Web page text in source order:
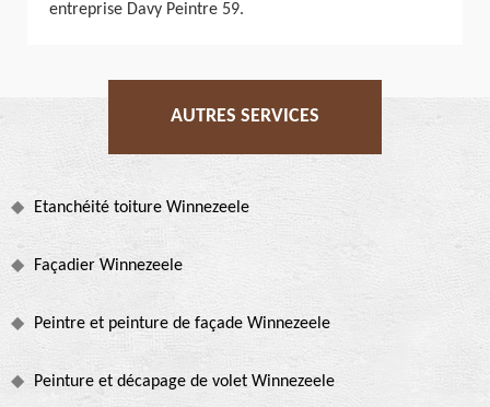
entreprise Davy Peintre 59.
AUTRES SERVICES
Etanchéité toiture Winnezeele
Façadier Winnezeele
Peintre et peinture de façade Winnezeele
Peinture et décapage de volet Winnezeele